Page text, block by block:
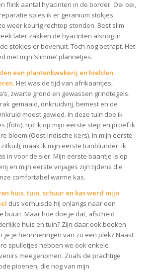
flink aantal hyacinten in de border. Oei oei,
spies ik er geranium stokjes
weer keurig rechtop stonden. Best slim
later zakken de hyacinten alsnog in
stokjes er bovenuit. Toch nog betrapt. Het
met mijn ‘slimme’ plannetjes.
een plantenkwekerij en hielden
Het was de tijd van afrikaantjes,
zwarte grond en gewassen grindtegels.
gemaaid, onkruidvrij, bemest en de
moest gewied. In deze tuin doe ik
(foto), rijd ik op mijn eerste step en proef ik
bloem (Oost-Indische kers). In mijn eerste
maak ik mijn eerste tuinblunder: ik
in voor de sier. Mijn eerste baantje is op
en mijn eerste vrijages zijn tijdens die
comfortabel warme kas.
huis, tuin, schuur en kas werd mijn
dus verhuisde hij onlangs naar een
buurt. Maar hoe doe je dat, afscheid
huis en tuin? Zijn daar ook boeken
je je herinneringen van zo een plek? Naast
spulletjes hebben we ook enkele
meegenomen. Zoals de prachtige
pioenen, die nog van mijn